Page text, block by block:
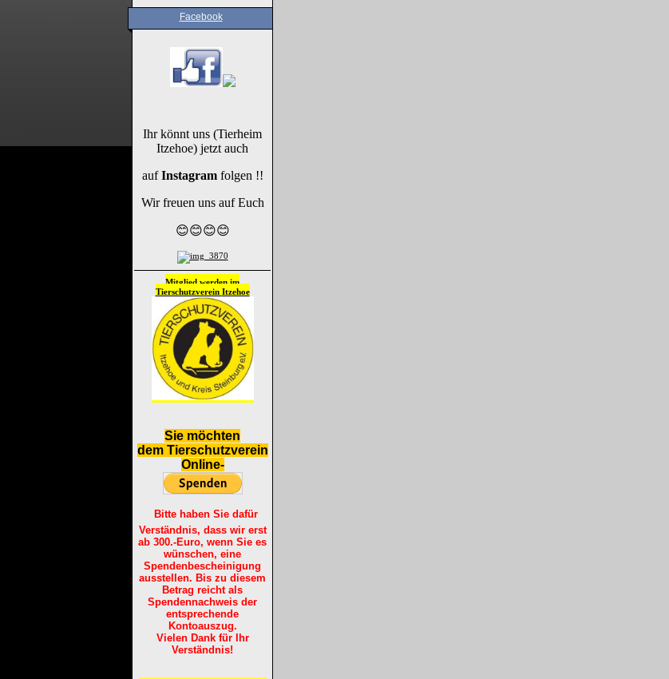
Facebook
Ihr könnt uns (Tierheim
Itzehoe) jetzt auch
aufInstagramfolgen !!
Wir freuen uns auf Euch
😊😊😊😊
Mitglied werden im
Tierschutzverein Itzehoe
Sie möchten
dem Tierschutzverein
Online-
Bitte haben Sie dafür
Verständnis, dass wir erst
ab 300.-Euro, wenn Sie es
wünschen, eine
Spendenbescheinigung
ausstellen. Bis zu diesem
Betrag reicht als
Spendennachweis der
entsprechende
Kontoauszug.
Vielen Dank für Ihr
Verständnis!